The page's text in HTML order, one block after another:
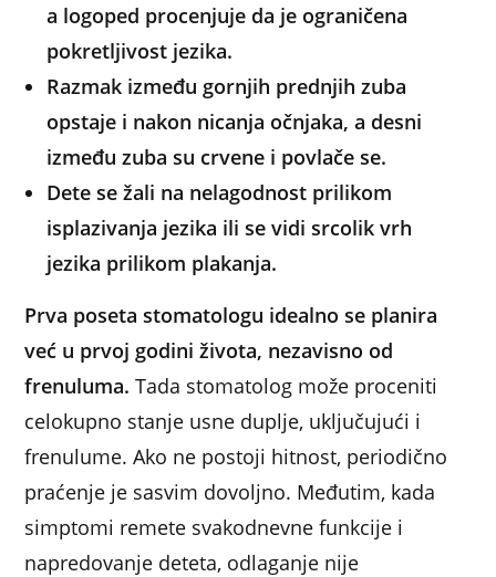
a logoped procenjuje da je ograničena
pokretljivost jezika.
Razmak između gornjih prednjih zuba
opstaje i nakon nicanja očnjaka, a desni
između zuba su crvene i povlače se.
Dete se žali na nelagodnost prilikom
isplazivanja jezika ili se vidi srcolik vrh
jezika prilikom plakanja.
Prva poseta stomatologu idealno se planira
već u prvoj godini života, nezavisno od
frenuluma. Tada stomatolog može proceniti
celokupno stanje usne duplje, uključujući i
frenulume. Ako ne postoji hitnost, periodično
praćenje je sasvim dovoljno. Međutim, kada
simptomi remete svakodnevne funkcije i
napredovanje deteta, odlaganje nije